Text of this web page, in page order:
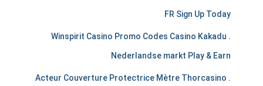
c
h
a
FR Sign Up Today
Winspirit Casino Promo Codes Casino Kakadu .
Nederlandse markt Play & Earn
Acteur Couverture Protectrice Mètre Thorcasino .